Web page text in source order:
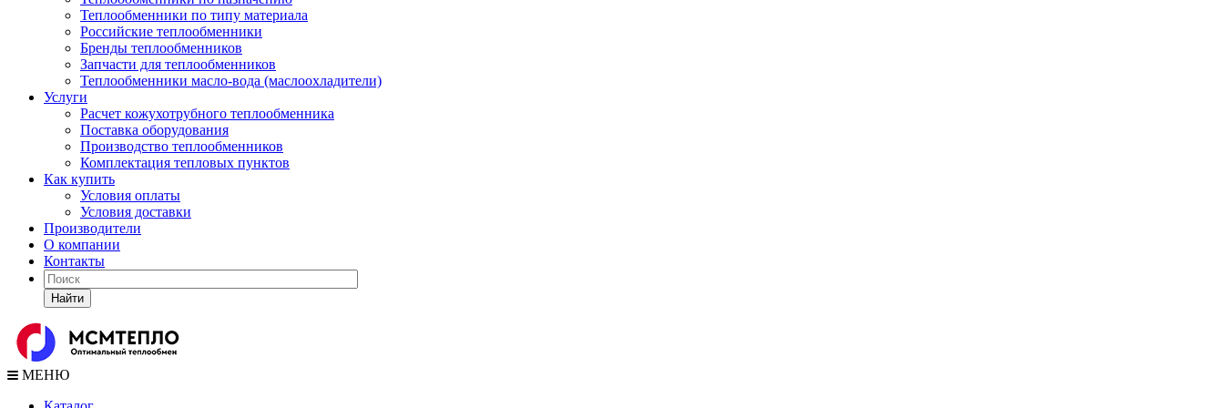
Теплообменники по типу материала
Российские теплообменники
Бренды теплообменников
Запчасти для теплообменников
Теплообменники масло-вода (маслоохладители)
Услуги
Расчет кожухотрубного теплообменника
Поставка оборудования
Производство теплообменников
Комплектация тепловых пунктов
Как купить
Условия оплаты
Условия доставки
Производители
О компании
Контакты
Найти
МЕНЮ